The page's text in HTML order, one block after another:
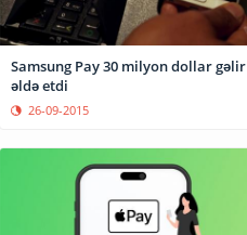
Samsung Pay 30 milyon dollar gəlir
əldə etdi
26-09-2015